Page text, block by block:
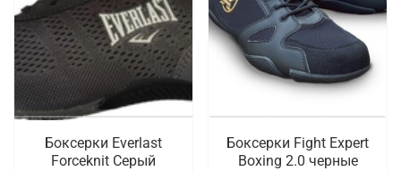
и стабильной подошвой, которая помогает
предотвратить травмы и обеспечивает
правильное распределение нагрузки на стопу.
Такая обувь должна быть удобной, легкой и
достаточно универсальной, чтобы подходить для
разных видов физической активности.
Что мы предлагаем на выбор
Боксерки Everlast
Forceknit Серый
Боксерки Fight Expert
Boxing 2.0 черные